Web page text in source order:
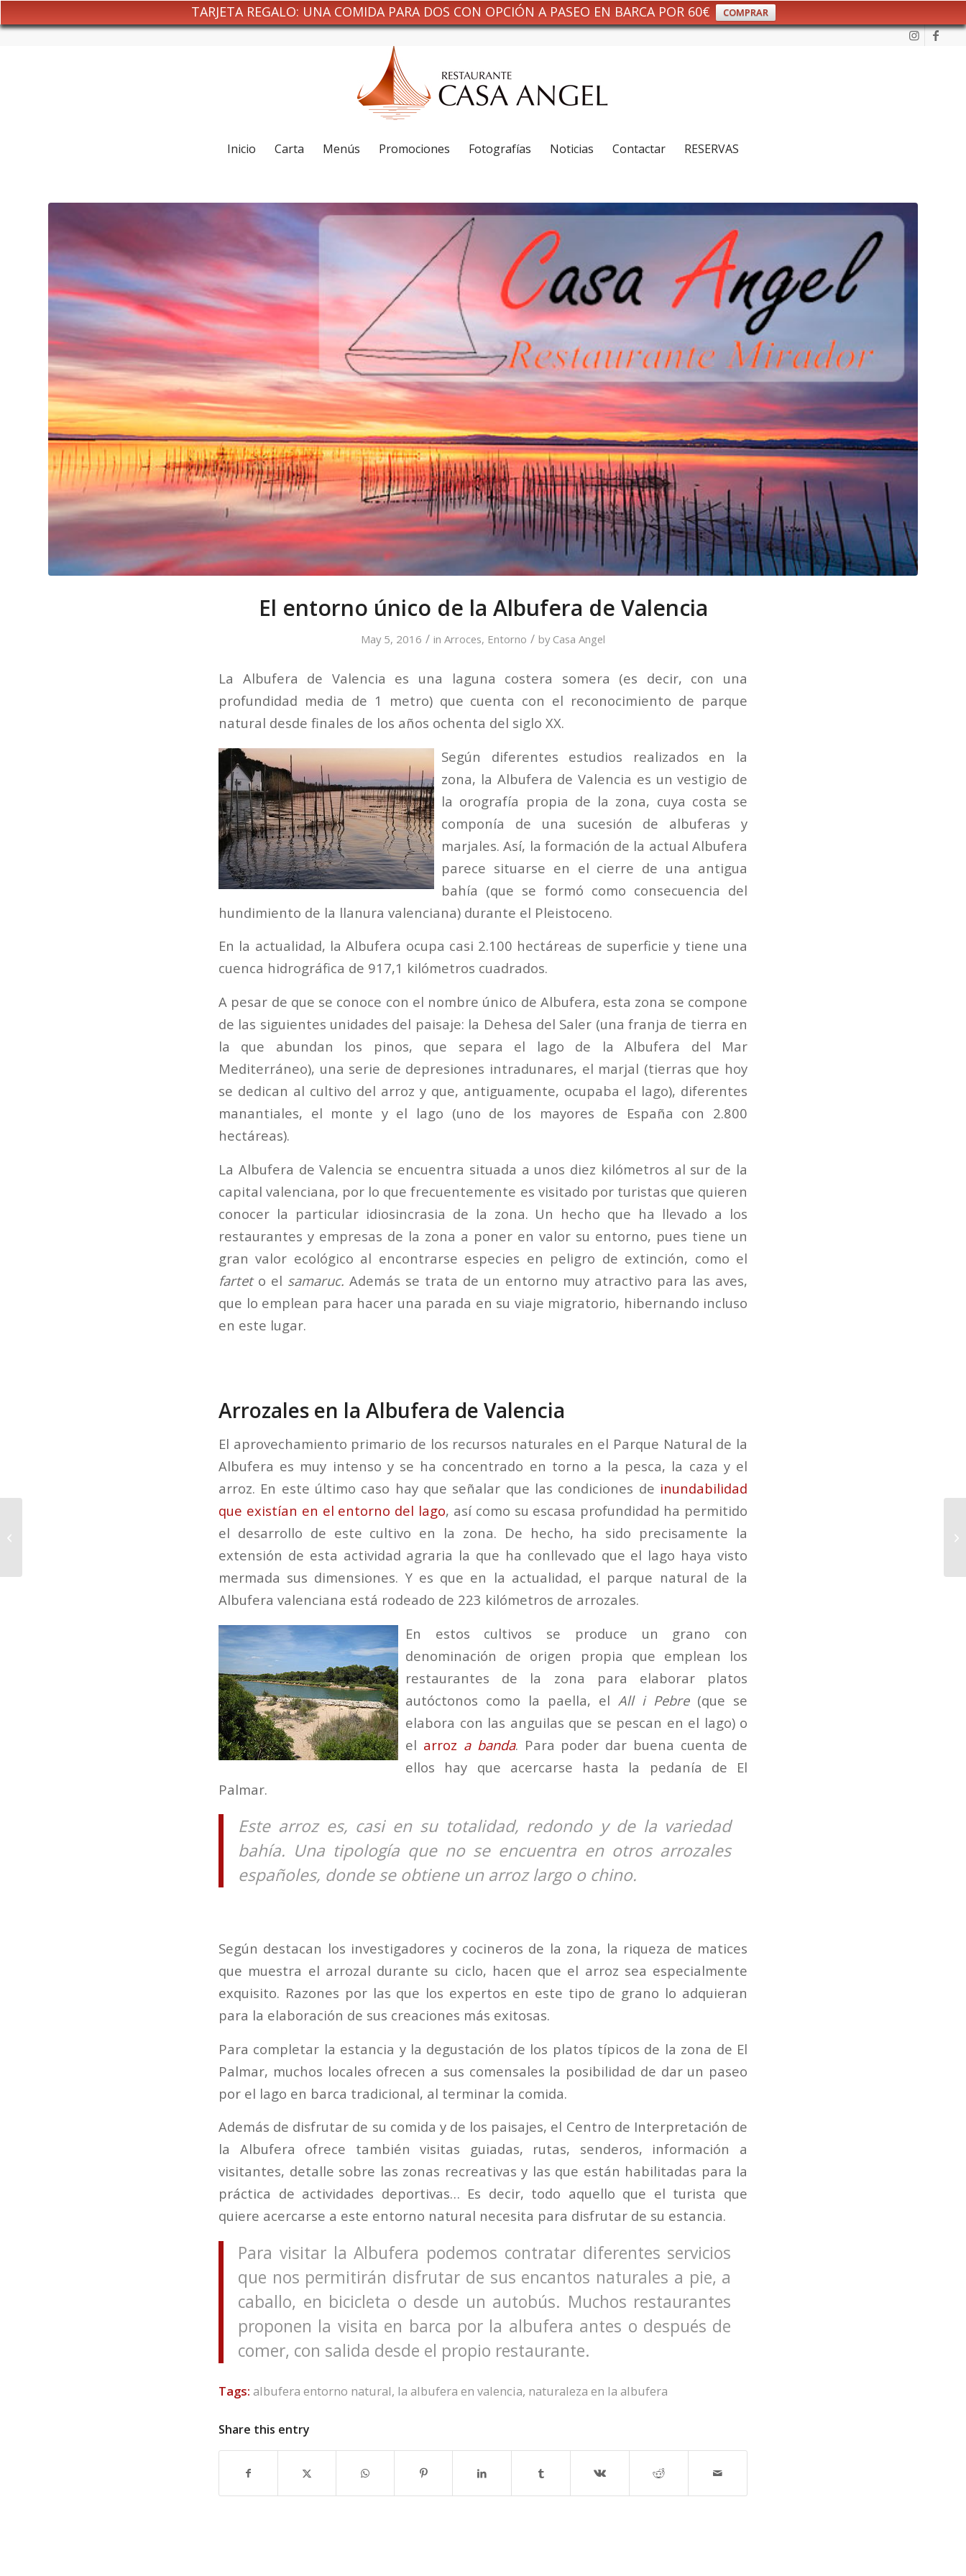
TARJETA REGALO: UNA COMIDA PARA DOS CON OPCIÓN A PASEO EN BARCA POR 60€ COMPRAR
Inicio Carta Menús Promociones Fotografías Noticias Contactar RESERVAS
El entorno único de la Albufera de Valencia
May 5, 2016 / in Arroces, Entorno / by Casa Angel
La Albufera de Valencia es una laguna costera somera (es decir, con una
profundidad media de 1 metro) que cuenta con el reconocimiento de parque
natural desde finales de los años ochenta del siglo XX.
Según diferentes estudios realizados en la
zona, la Albufera de Valencia es un vestigio de
la orografía propia de la zona, cuya costa se
componía de una sucesión de albuferas y
marjales. Así, la formación de la actual Albufera
parece situarse en el cierre de una antigua
bahía (que se formó como consecuencia del
hundimiento de la llanura valenciana) durante el Pleistoceno.
En la actualidad, la Albufera ocupa casi 2.100 hectáreas de superficie y tiene una
cuenca hidrográfica de 917,1 kilómetros cuadrados.
A pesar de que se conoce con el nombre único de Albufera, esta zona se compone
de las siguientes unidades del paisaje: la Dehesa del Saler (una franja de tierra en
la que abundan los pinos, que separa el lago de la Albufera del Mar
Mediterráneo), una serie de depresiones intradunares, el marjal (tierras que hoy
se dedican al cultivo del arroz y que, antiguamente, ocupaba el lago), diferentes
manantiales, el monte y el lago (uno de los mayores de España con 2.800
hectáreas).
La Albufera de Valencia se encuentra situada a unos diez kilómetros al sur de la
capital valenciana, por lo que frecuentemente es visitado por turistas que quieren
conocer la particular idiosincrasia de la zona. Un hecho que ha llevado a los
restaurantes y empresas de la zona a poner en valor su entorno, pues tiene un
gran valor ecológico al encontrarse especies en peligro de extinción, como el
farteto el samaruc. Además se trata de un entorno muy atractivo para las aves,
que lo emplean para hacer una parada en su viaje migratorio, hibernando incluso
en este lugar.
Arrozales en la Albufera de Valencia
El aprovechamiento primario de los recursos naturales en el Parque Natural de la
Albufera es muy intenso y se ha concentrado en torno a la pesca, la caza y el
arroz. En este último caso hay que señalar que las condiciones de inundabilidad
que existían en el entorno del lago, así como su escasa profundidad ha permitido
el desarrollo de este cultivo en la zona. De hecho, ha sido precisamente la
extensión de esta actividad agraria la que ha conllevado que el lago haya visto
mermada sus dimensiones. Y es que en la actualidad, el parque natural de la
Albufera valenciana está rodeado de 223 kilómetros de arrozales.
En estos cultivos se produce un grano con
denominación de origen propia que emplean los
restaurantes de la zona para elaborar platos
autóctonos como la paella, el All i Pebre(que se
elabora con las anguilas que se pescan en el lago) o
el arroz a banda. Para poder dar buena cuenta de
ellos hay que acercarse hasta la pedanía de El
Palmar.
Este arroz es, casi en su totalidad, redondo y de la variedad
bahía. Una tipología que no se encuentra en otros arrozales
españoles, donde se obtiene un arroz largo o chino.
Según destacan los investigadores y cocineros de la zona, la riqueza de matices
que muestra el arrozal durante su ciclo, hacen que el arroz sea especialmente
exquisito. Razones por las que los expertos en este tipo de grano lo adquieran
para la elaboración de sus creaciones más exitosas.
Para completar la estancia y la degustación de los platos típicos de la zona de El
Palmar, muchos locales ofrecen a sus comensales la posibilidad de dar un paseo
por el lago en barca tradicional, al terminar la comida.
Además de disfrutar de su comida y de los paisajes, el Centro de Interpretación de
la Albufera ofrece también visitas guiadas, rutas, senderos, información a
visitantes, detalle sobre las zonas recreativas y las que están habilitadas para la
práctica de actividades deportivas… Es decir, todo aquello que el turista que
quiere acercarse a este entorno natural necesita para disfrutar de su estancia.
Para visitar la Albufera podemos contratar diferentes servicios
que nos permitirán disfrutar de sus encantos naturales a pie, a
caballo, en bicicleta o desde un autobús. Muchos restaurantes
proponen la visita en barca por la albufera antes o después de
comer, con salida desde el propio restaurante.
Tags: albufera entorno natural, la albufera en valencia, naturaleza en la albufera
Share this entry